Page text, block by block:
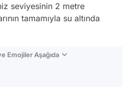
seviyesinin 2 metre
tamamıyla su altında
Emojiler Aşağıda